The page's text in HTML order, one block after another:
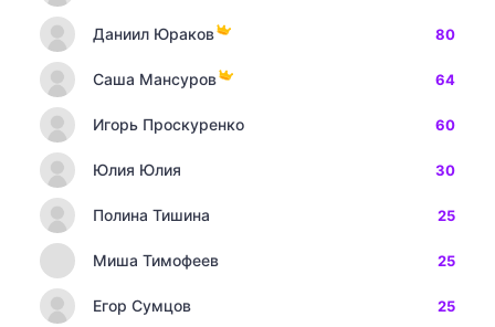
Даниил Юраков 80
Саша Мансуров 64
Игорь Проскуренко 60
Юлия Юлия 30
Полина Тишина 25
Миша Тимофеев 25
Егор Сумцов 25